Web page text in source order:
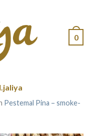
0
Pestemal Pina – smoke-